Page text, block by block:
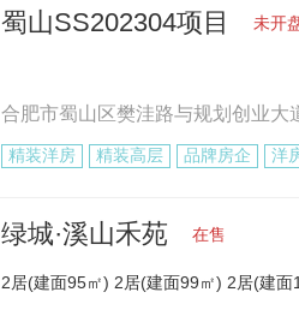
蜀山SS202304项目 未开
合肥市蜀山区樊洼路与规划创业大
精装洋房 精装高层 品牌房企 洋
绿城·溪山禾苑 在售
2居(建面95㎡) 2居(建面99㎡) 2居(建面